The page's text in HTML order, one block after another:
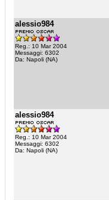
alessio984
Reg.: 10 Mar 2004
Messaggi: 6302
Da: Napoli (NA)
alessio984
Reg.: 10 Mar 2004
Messaggi: 6302
Da: Napoli (NA)